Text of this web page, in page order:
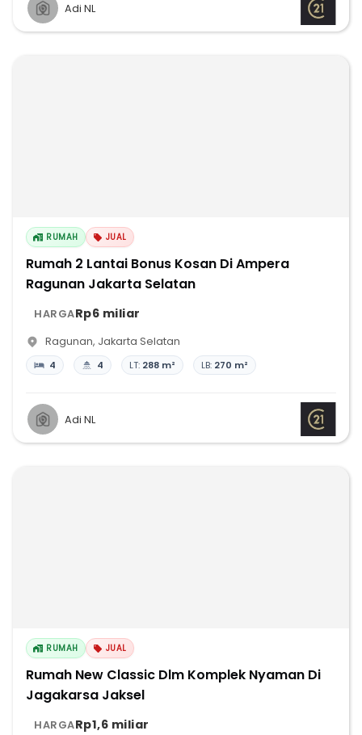
Adi NL
RUMAH JUAL
Rumah 2 Lantai Bonus Kosan Di Ampera
Ragunan Jakarta Selatan
HARGARp6 miliar
Ragunan, Jakarta Selatan
4 4 LT: 288 m² LB: 270 m²
Adi NL
RUMAH JUAL
Rumah New Classic Dlm Komplek Nyaman Di
Jagakarsa Jaksel
HARGARp1,6 miliar